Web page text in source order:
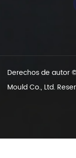
Derechos de autor
Mould Co., Ltd.